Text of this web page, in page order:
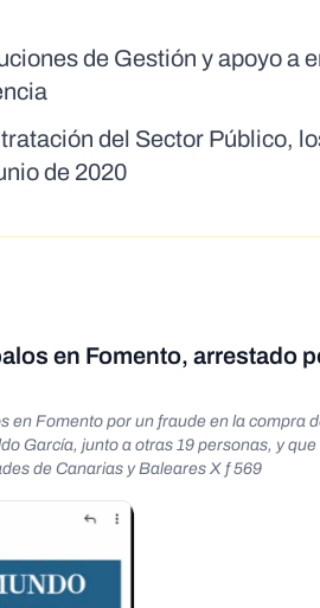
de Gestión y apoyo a
del Sector Público,
de 2020
en Fomento, arrestado
en Fomento por un fraude en la compra
García, junto a otras 19 personas, y
de Canarias y Baleares X f 569